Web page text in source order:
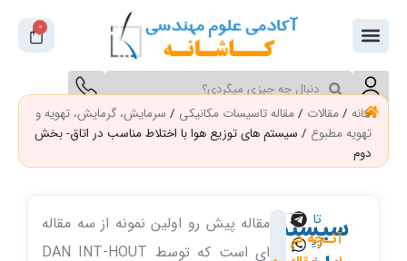
محتوا
0
سبد
خرید
جستجو
کنید
جستجو
کنید
خانه / مقالات / مقاله تاسیسات مکانیکی / سرمایش، گرمایش، تهویه و
تهویه مطبوع / سیستم های توزیع هوا با اختلاط مناسب در اتاق- بخش
دوم
سیستم
تا
ری
آنـچه در
مقاله پیش رو اولین نمونه از سه مقاله
ای است که توسط DAN INT-HOUT